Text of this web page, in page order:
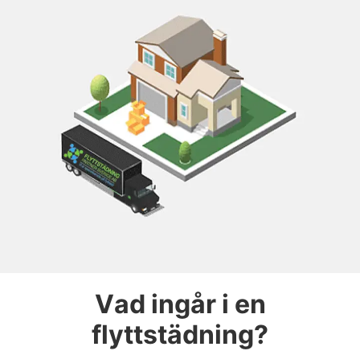
Vad ingår i en
flyttstädning?